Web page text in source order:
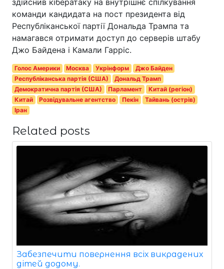
здійснив кібератаку на внутрішнє спілкування
команди кандидата на пост президента від
Республіканської партії Дональда Трампа та
намагався отримати доступ до серверів штабу
Джо Байдена і Камали Гарріс.
Голос Америки Москва Укрінформ
Джо Байден
Республіканська партія (США)
Дональд Трамп
Демократична партія (США)
Парламент
Китай (регіон)
Китай
Розвідувальне агентство Пекін
Тайвань (острів)
Іран
Related posts
Забезпечити повернення всіх викрадених
дітей додому.